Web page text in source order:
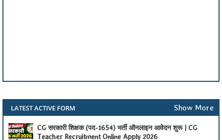
LATEST ACTIVE FORM Show More
CG सरकारी शिक्षक (पद-1654) भर्ती ऑनलाइन आवेदन शुरू | CG
Teacher Recruitment Online Apply 2026